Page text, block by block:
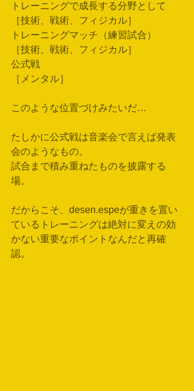
トレーニングで成長する分野として
［技術、戦術、フィジカル］
トレーニングマッチ（練習試合）
［技術、戦術、フィジカル］
公式戦
［メンタル］
このような位置づけみたいだ…
たしかに公式戦は音楽会で言えば発表
会のようなもの。
試合まで積み重ねたものを披露する
場。
だからこそ、desen.espeが重きを置い
ているトレーニングは絶対に変えの効
かない重要なポイントなんだと再確
認。